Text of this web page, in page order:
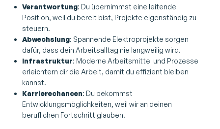
Verantwortung: Du übernimmst eine leitende
Position, weil du bereit bist, Projekte eigenständig zu
steuern.
Abwechslung: Spannende Elektroprojekte sorgen
dafür, dass dein Arbeitsalltag nie langweilig wird.
Infrastruktur: Moderne Arbeitsmittel und Prozesse
erleichtern dir die Arbeit, damit du effizient bleiben
kannst.
Karrierechancen: Du bekommst
Entwicklungsmöglichkeiten, weil wir an deinen
beruflichen Fortschritt glauben.